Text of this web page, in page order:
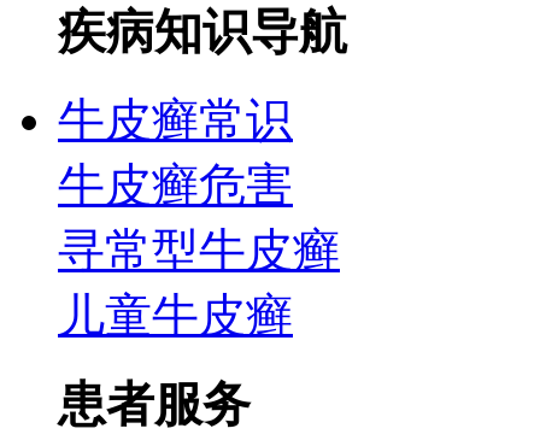
疾病知识导航
牛皮癣常识
牛皮癣危害
寻常型牛皮癣
儿童牛皮癣
患者服务